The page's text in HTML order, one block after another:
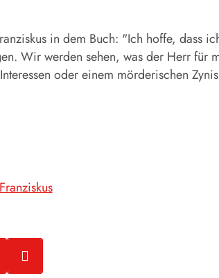
in dem Buch: "Ich hoffe, dass
Wir werden sehen, was der Herr für
oder einem mörderischen